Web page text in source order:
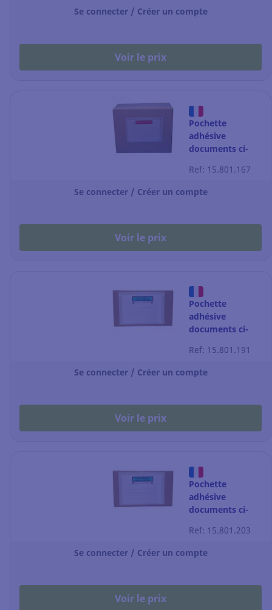
240x175 mm -
par 1000
Se connecter / Créer un compte
Voir le prix
Pochette
adhésive
documents ci-
papier+film - DL -
240x130 mm -
par 250
Ref: 15.801.167
Se connecter / Créer un compte
Voir le prix
Pochette
adhésive
documents ci-
papier - C6 -
175x130 mm -
par 1000
Ref: 15.801.191
Se connecter / Créer un compte
Voir le prix
Pochette
adhésive
documents ci-
papier - DL -
240x130 mm -
par 1000
Ref: 15.801.203
Se connecter / Créer un compte
Voir le prix